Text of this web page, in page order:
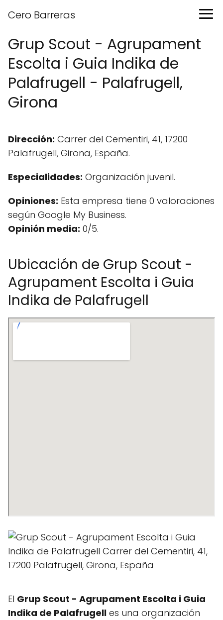
Cero Barreras
Grup Scout - Agrupament
Escolta i Guia Indika de
Palafrugell - Palafrugell,
Girona
Dirección: Carrer del Cementiri, 41, 17200
Palafrugell, Girona, España.
Especialidades: Organización juvenil.
Opiniones: Esta empresa tiene 0 valoraciones
según Google My Business.
Opinión media: 0/5.
Ubicación de Grup Scout -
Agrupament Escolta i Guia
Indika de Palafrugell
El Grup Scout - Agrupament Escolta i Guia
Indika de Palafrugell es una organización